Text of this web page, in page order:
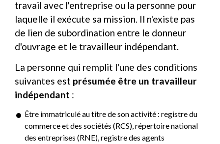
travail avec l'entreprise ou la personne pour
laquelle il exécute sa mission. Il n'existe pas
de lien de subordination entre le donneur
d'ouvrage et le travailleur indépendant.
La personne qui remplit l'une des conditions
suivantes est présumée être un travailleur
indépendant :
Être immatriculé au titre de son activité : registre du
commerce et des sociétés (RCS), répertoire national
des entreprises (RNE), registre des agents